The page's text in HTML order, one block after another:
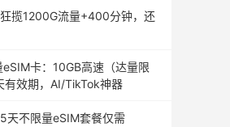
揽1200G流量+400分钟，还
卡：10GB高速（达量限
效期，AI/TikTok神器
天不限量eSIM套餐仅需